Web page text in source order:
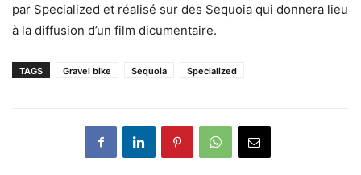
par Specialized et réalisé sur des Sequoia qui donnera lieu
à la diffusion d’un film dicumentaire.
TAGS Gravel bike Sequoia Specialized